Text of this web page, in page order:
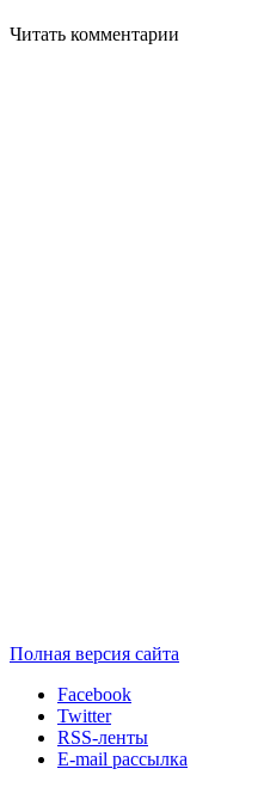
Читать комментарии
Полная версия сайта
Facebook
Twitter
RSS-ленты
E-mail рассылка